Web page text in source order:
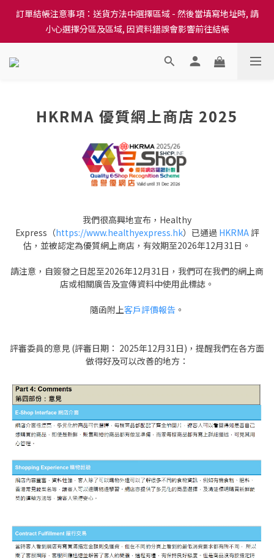
訂單結帳注意事項：送貨方法中選擇區域 - 然後當填寫地址時, 請
小心選擇分區及區域, 因資料錯誤會影響前往結帳
訂單結帳注意事項：送貨方法中選擇區域 - 然後當填寫地址時, 請
小心選擇分區及區域, 因資料錯誤會影響前往結帳
隆重推出本地培育田香雞、金棠雞、粵皇鷄及平原雞等，想食靚雞
小心選擇分區及區域, 因資料錯誤會影響前往結帳
HKRMA 優質網上商店 2025
我們很高興地宣布，Healthy
Express（https://www.healthyexpress.hk）已通過 HKRMA評
估，並被認定為優質網上商店，有效期至2026年12月31日。
請注意，自簽發之日起至2026年12月31日，我們可在我們的網上商
店或相關廣告及宣傳資料中使用此標誌。
隨函附上客戶評價報告 。
評審委員的意見 (評審日期： 2025年12月31日)，提醒我們在各方面
做得好及可以改善的地方：